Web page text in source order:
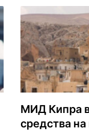
МИД Кипра
средства